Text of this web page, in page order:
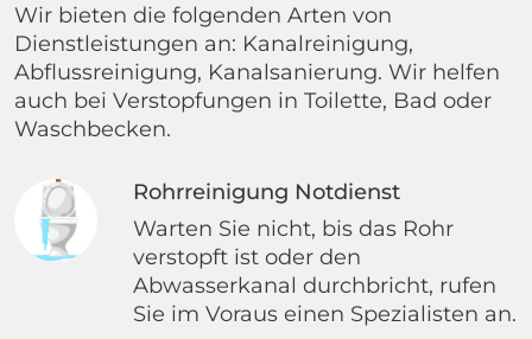
Wir bieten die folgenden Arten von
Dienstleistungen an: Kanalreinigung,
Abflussreinigung, Kanalsanierung. Wir helfen
auch bei Verstopfungen in Toilette, Bad oder
Waschbecken.
Rohrreinigung Notdienst
Warten Sie nicht, bis das Rohr
verstopft ist oder den
Abwasserkanal durchbricht, rufen
Sie im Voraus einen Spezialisten an.